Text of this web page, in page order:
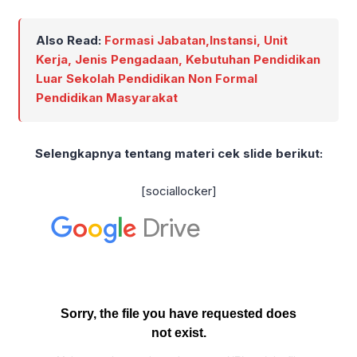
Also Read: Formasi Jabatan,Instansi, Unit
Kerja, Jenis Pengadaan, Kebutuhan Pendidikan
Luar Sekolah Pendidikan Non Formal
Pendidikan Masyarakat
Selengkapnya tentang materi cek slide berikut:
[sociallocker]